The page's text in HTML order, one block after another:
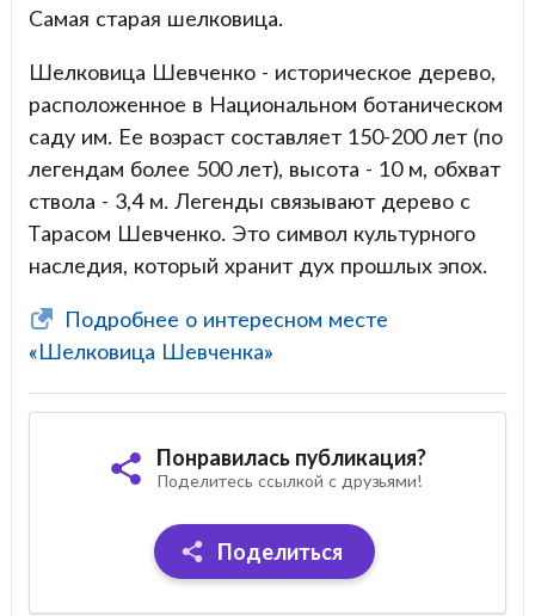
Самая старая шелковица.
Шелковица Шевченко - историческое дерево,
расположенное в Национальном ботаническом
саду им. Ее возраст составляет 150-200 лет (по
легендам более 500 лет), высота - 10 м, обхват
ствола - 3,4 м. Легенды связывают дерево с
Тарасом Шевченко. Это символ культурного
наследия, который хранит дух прошлых эпох.
Подробнее о интересном месте
«Шелковица Шевченка»
Понравилась публикация?
Поделитесь ссылкой с друзьями!
Поделиться